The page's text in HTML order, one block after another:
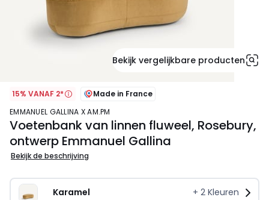
Bekijk vergelijkbare producten
15% VANAF 2*
Made in France
EMMANUEL GALLINA X AM.PM
Voetenbank van linnen fluweel, Rosebury,
ontwerp Emmanuel Gallina
Bekijk de beschrijving
Karamel + 2 Kleuren